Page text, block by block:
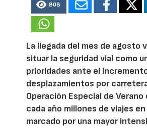
808
La llegada del mes de agosto
situar la seguridad vial como
prioridades ante el
desplazamientos por
Operación Especial de
cada año millones de viajes
marcado por una mayor